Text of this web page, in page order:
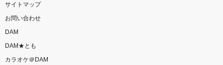
サイトマップ
お問い合わせ
DAM
DAM★とも
カラオケ＠DAM